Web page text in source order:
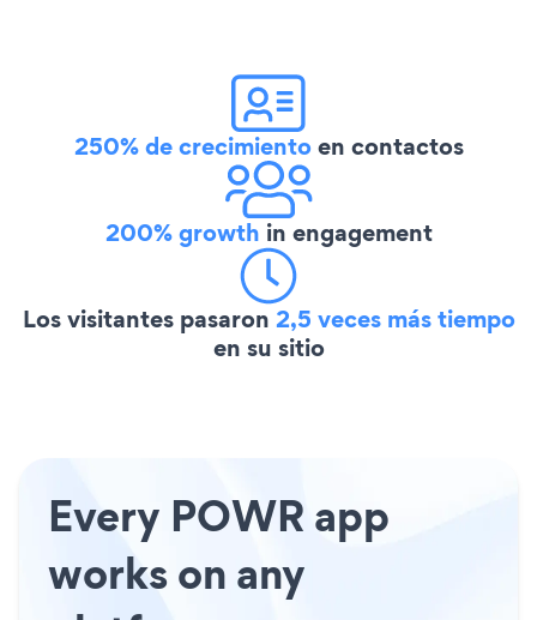
250% de crecimientoen contactos
200% growth in engagement
Los visitantes pasaron 2,5 veces más tiempo
en su sitio
Every POWR app
works on any